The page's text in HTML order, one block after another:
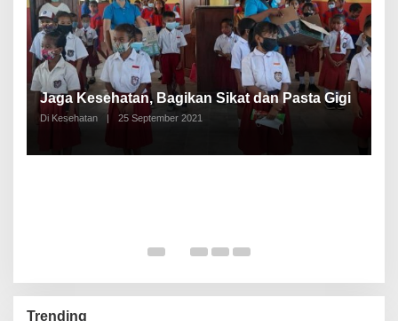
Jaga Kesehatan, Bagikan Sikat dan Pasta Gigi
Di Kesehatan | 25 September 2021
Trending